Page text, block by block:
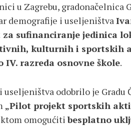
u Zagrebu, gradonačelnica
demografije i useljeništva
sufinanciranje jedinica
kulturnih i sportskih
IV. razreda osnovne škole.
odobrilo je Gradu
„Pilot projekt sportskih
omogućitibesplatno